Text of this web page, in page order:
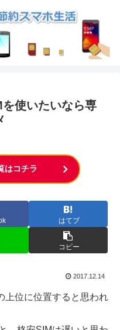
使いたいなら専
はコチラ
はてブ
コピー
2017.12.14
上位に位置すると思われ